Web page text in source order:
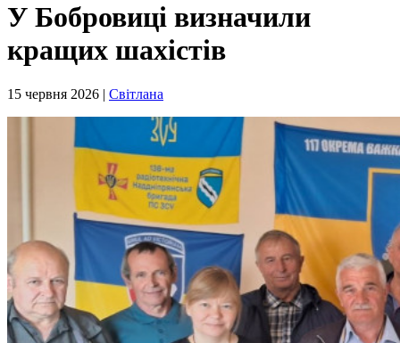
У Бобровиці визначили
кращих шахістів
15 червня 2026 | Світлана